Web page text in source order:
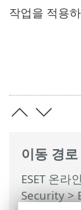
이동 경로
ESET 온라
Security>
작업을 적용